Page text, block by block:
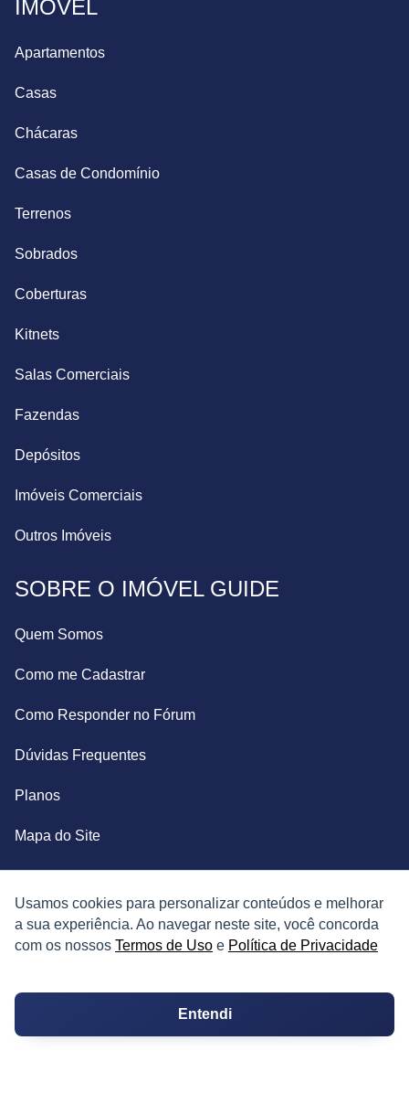
Usamos cookies para personalizar conteúdos e melhorar
a sua experiência. Ao navegar neste site, você concorda
com os nossos Termos de Uso e Política de Privacidade
Entendi
IMÓVEL
Apartamentos
Casas
Chácaras
Casas de Condomínio
Terrenos
Sobrados
Coberturas
Kitnets
Salas Comerciais
Fazendas
Depósitos
Imóveis Comerciais
Outros Imóveis
SOBRE O IMÓVEL GUIDE
Quem Somos
Como me Cadastrar
Como Responder no Fórum
Dúvidas Frequentes
Planos
Mapa do Site
Termos de Uso
CONTATOS